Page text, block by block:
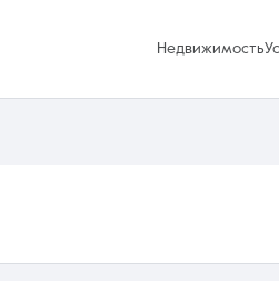
Недвижимость